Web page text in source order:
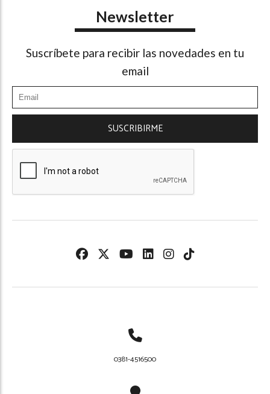
Newsletter
Suscríbete para recibir las novedades en tu
email
SUSCRIBIRME
0381-4516500